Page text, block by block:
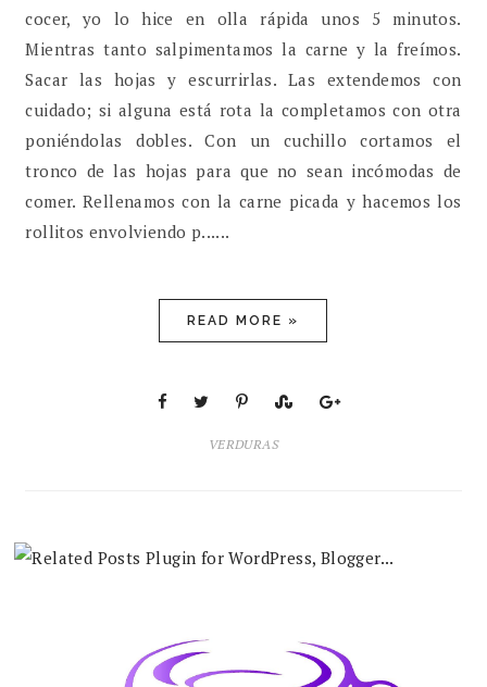
cocer, yo lo hice en olla rápida unos 5 minutos.
Mientras tanto salpimentamos la carne y la freímos.
Sacar las hojas y escurrirlas. Las extendemos con
cuidado; si alguna está rota la completamos con otra
poniéndolas dobles. Con un cuchillo cortamos el
tronco de las hojas para que no sean incómodas de
comer. Rellenamos con la carne picada y hacemos los
rollitos envolviendo p......
READ MORE »
VERDURAS